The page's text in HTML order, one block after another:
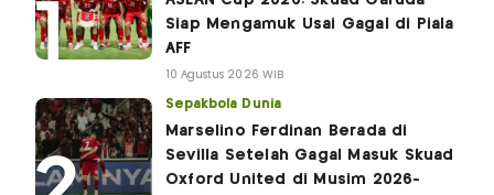
Siap Mengamuk Usai Gagal di Piala
AFF
10 Agustus 2026 WIB
Sepakbola Dunia
Marselino Ferdinan Berada di
Sevilla Setelah Gagal Masuk Skuad
Oxford United di Musim 2026-